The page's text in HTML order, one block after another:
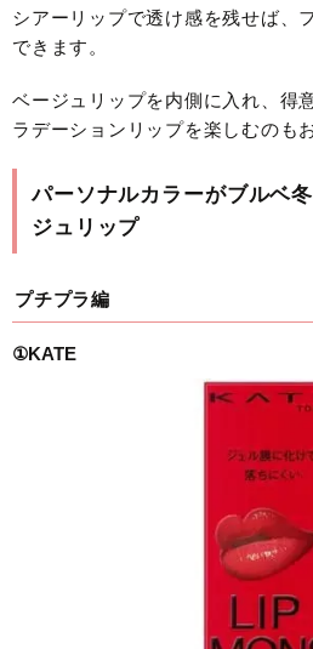
シアーリップで透け感を残せば、
できます。
ベージュリップを内側に入れ、得
ラデーションリップを楽しむのも
パーソナルカラーがブルベ
ジュリップ
プチプラ編
①KATE